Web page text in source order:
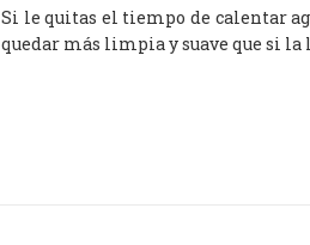
Si le quitas el tiempo de calentar
quedar más limpia y suave que si la